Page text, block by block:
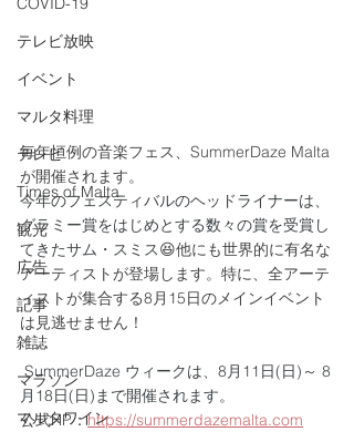
テレビ放映
イベント
マルタ料理
テレビ
Times of Malta
観光
広告
記事
雑誌
マラソン
マルタワイン
毎年恒例の音楽フェス、SummerDaze Malta
が開催されます。
今年のフェスティバルのヘッドライナーは、
グラミー賞をはじめとする数々の賞を受賞し
てきたサム・スミス😆他にも世界的に有名な
アーティストが登場します。特に、全アーテ
ィストが集合する8月15日のメインイベント
は見逃せません！
SummerDaze ウィークは、8月11日(日)～ 8
月18日(日)まで開催されます。
公式HP：https://summerdazemalta.com